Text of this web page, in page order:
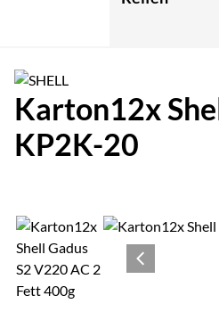
Karton12x
KP2K-20
Produktgalerie
Zur Kaufbox springen